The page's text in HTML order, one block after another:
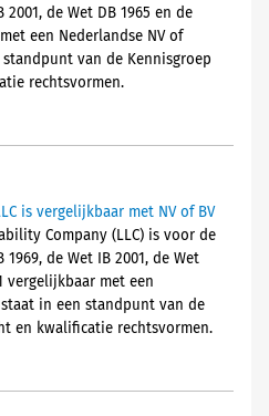
2001, de Wet DB 1965 en de
een Nederlandse NV of
standpunt van de Kennisgroep
rechtsvormen.
is vergelijkbaar met NV of BV
Company (LLC) is voor de
de Wet IB 2001, de Wet
vergelijkbaar met een
staat in een standpunt van de
en kwalificatie rechtsvormen.